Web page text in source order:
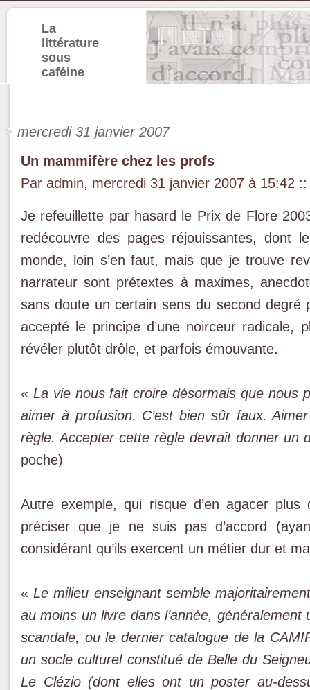
La
littérature
sous
caféine
mercredi 31 janvier 2007
Un mammifère chez les profs
Par admin, mercredi 31 janvier 2007 à 15:42 ::
Je refeuillette par hasard le Prix de Flore
redécouvre des pages réjouissantes,
monde, loin s’en faut, mais que je trouve
narrateur sont prétextes à maximes,
sans doute un certain sens du second
accepté le principe d’une noirceur radicale,
révéler plutôt drôle, et parfois émouvante.
« La vie nous fait croire désormais que nous
aimer à profusion. C’est bien sûr faux.
règle. Accepter cette règle devrait donner un
poche)
Autre exemple, qui risque d’en agacer
préciser que je ne suis pas d’accord
considérant qu’ils exercent un métier dur et
« Le milieu enseignant semble
au moins un livre dans l’année,
scandale, ou le dernier catalogue de la
un socle culturel constitué de Belle du
Le Clézio (dont elles ont un poster au-